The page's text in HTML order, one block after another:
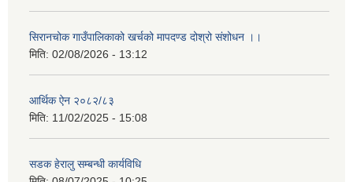
सिरानचोक गाउँपालिकाको खर्चको मापदण्ड दोश्रो संशोधन ।।
मिति: 02/08/2026 - 13:12
आर्थिक ऐन २०८२/८३
मिति: 11/02/2025 - 15:08
सडक हेरालु सम्बन्धी कार्यविधि